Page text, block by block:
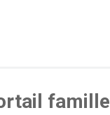
famille